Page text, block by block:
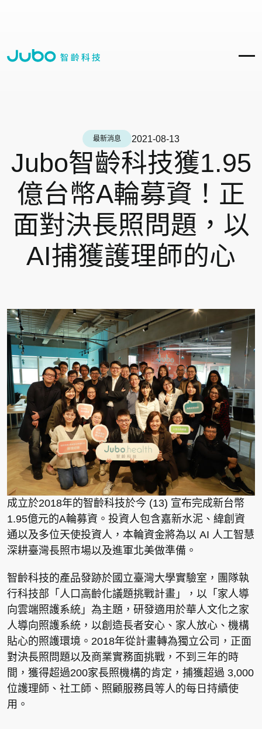
最新消息 2021-08-13
Jubo智齡科技獲1.95
億台幣A輪募資！正
面對決長照問題，以
AI捕獲護理師的心
成立於2018年的智齡科技於今 (13) 宣布完成新台幣
1.95億元的A輪募資。投資人包含嘉新水泥、緯創資
通以及多位天使投資人，本輪資金將為以 AI 人工智慧
深耕臺灣長照市場以及進軍北美做準備。
智齡科技的產品發跡於國立臺灣大學實驗室，團隊執
行科技部「人口高齡化議題挑戰計畫」，以「家人導
向雲端照護系統」為主題，研發適用於華人文化之家
人導向照護系統，以創造長者安心、家人放心、機構
貼心的照護環境。2018年從計畫轉為獨立公司，正面
對決長照問題以及商業實務面挑戰，不到三年的時
間，獲得超過200家長照機構的肯定，捕獲超過 3,000
位護理師、社工師、照顧服務員等人的每日持續使
用。